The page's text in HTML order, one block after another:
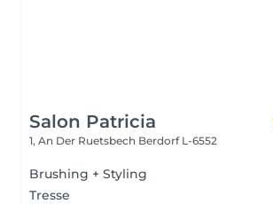
Salon Patricia
1, An Der Ruetsbech Berdorf L-6552
Brushing + Styling
Tresse